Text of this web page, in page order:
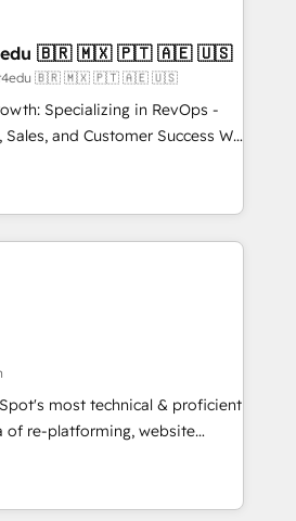
solutions. ✔️Bespoke apps &
on-demand bundle services. Connect with us today!
4RevOps | Mkt4edu 🇧🇷 🇲🇽 🇵🇹 🇦🇪 🇺🇸
Mkt4edu 🇧🇷 🇲🇽 🇵🇹 🇦🇪 🇺🇸
Specializing in RevOps -
and Customer Success We
growth for companies
tailored marketing, sales,
strategies, utilizing RevOps
America's largest HubSpot
in five
executed over a
Our approach,
integrates analysis,
qualification. Leveraging
we focus on
and converting leads.
most technical & proficient
of re-platforming, website
We specialize in multi-hub
mid-market & enterprise